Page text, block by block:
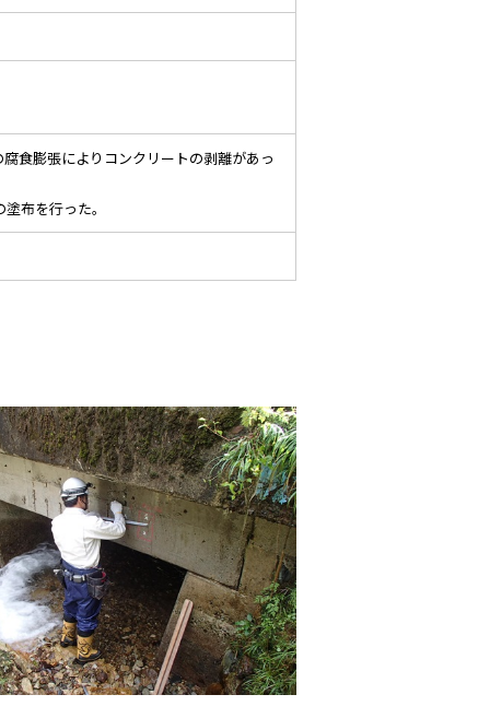
食膨張によりコンクリートの剥離があっ
布を行った。